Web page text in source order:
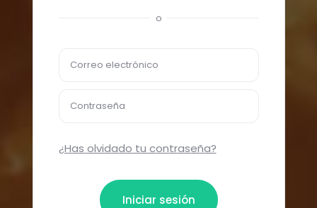
o
Correo electrónico
Contraseña
¿Has olvidado tu contraseña?
Iniciar sesión